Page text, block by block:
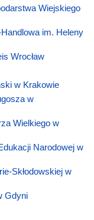
Wiejskiego
im. Heleny
Wrocław
w Krakowie
w
Wielkiego w
Narodowej w
Skłodowskiej w
Gdyni